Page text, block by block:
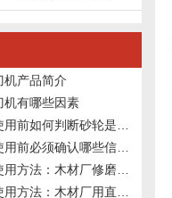
机产品简介
机有哪些因素